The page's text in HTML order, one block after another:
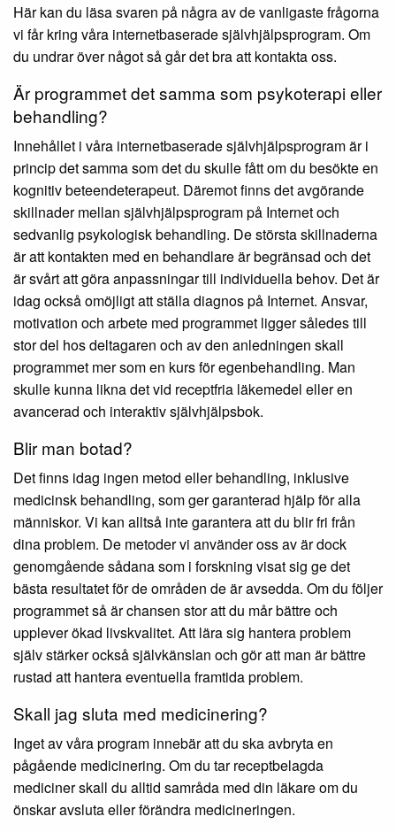
Här kan du läsa svaren på några av de vanligaste frågorna
vi får kring våra internetbaserade självhjälpsprogram. Om
du undrar över något så går det bra att kontakta oss.
Är programmet det samma som psykoterapi eller
behandling?
Innehållet i våra internetbaserade självhjälpsprogram är i
princip det samma som det du skulle fått om du besökte en
kognitiv beteendeterapeut. Däremot finns det avgörande
skillnader mellan självhjälpsprogram på Internet och
sedvanlig psykologisk behandling. De största skillnaderna
är att kontakten med en behandlare är begränsad och det
är svårt att göra anpassningar till individuella behov. Det är
idag också omöjligt att ställa diagnos på Internet. Ansvar,
motivation och arbete med programmet ligger således till
stor del hos deltagaren och av den anledningen skall
programmet mer som en kurs för egenbehandling. Man
skulle kunna likna det vid receptfria läkemedel eller en
avancerad och interaktiv självhjälpsbok.
Blir man botad?
Det finns idag ingen metod eller behandling, inklusive
medicinsk behandling, som ger garanterad hjälp för alla
människor. Vi kan alltså inte garantera att du blir fri från
dina problem. De metoder vi använder oss av är dock
genomgående sådana som i forskning visat sig ge det
bästa resultatet för de områden de är avsedda. Om du följer
programmet så är chansen stor att du mår bättre och
upplever ökad livskvalitet. Att lära sig hantera problem
själv stärker också självkänslan och gör att man är bättre
rustad att hantera eventuella framtida problem.
Skall jag sluta med medicinering?
Inget av våra program innebär att du ska avbryta en
pågående medicinering. Om du tar receptbelagda
mediciner skall du alltid samråda med din läkare om du
önskar avsluta eller förändra medicineringen.